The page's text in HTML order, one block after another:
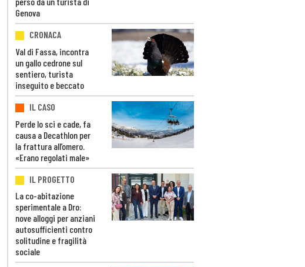
Genova
CRONACA
Val di Fassa, incontra
un gallo cedrone sul
sentiero, turista
inseguito e beccato
IL CASO
Perde lo sci e cade, fa
causa a Decathlon per
la frattura all’omero.
«Erano regolati male»
IL PROGETTO
La co-abitazione
sperimentale a Dro:
nove alloggi per anziani
autosufficienti contro
solitudine e fragilità
sociale